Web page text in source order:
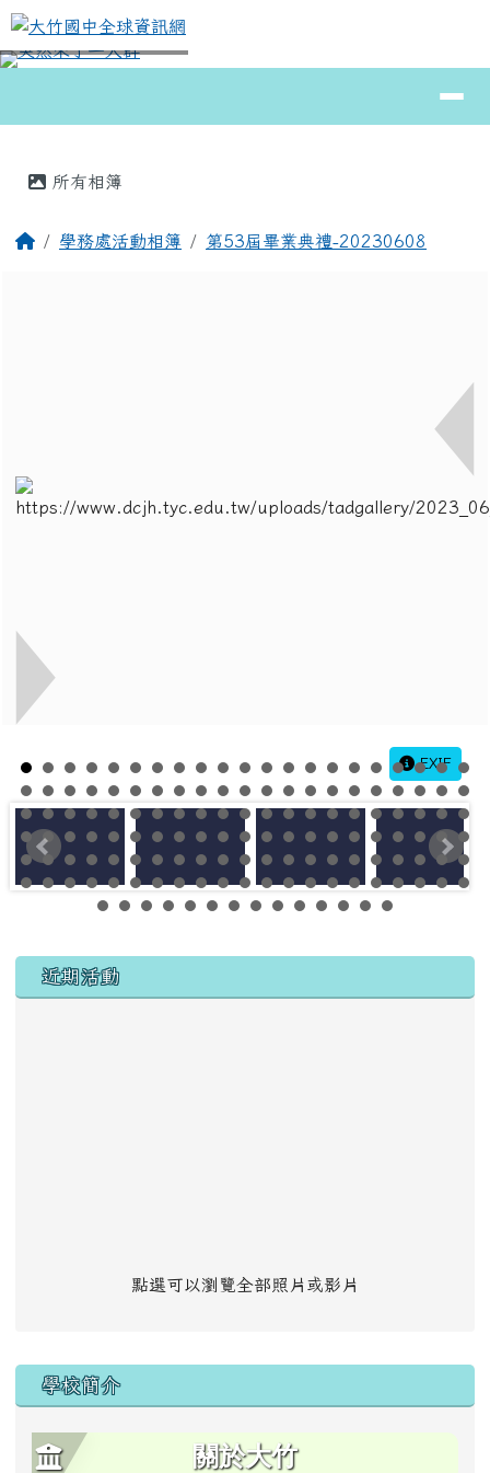
跳至主內容區
大竹國中全球資訊網
⏸
所有相簿
回首頁學務處活動相簿 第53屆畢業典禮-20230608
EXIF
左邊區域內容
近期活動
點選可以瀏覽全部照片或影片
學校簡介
關於大竹